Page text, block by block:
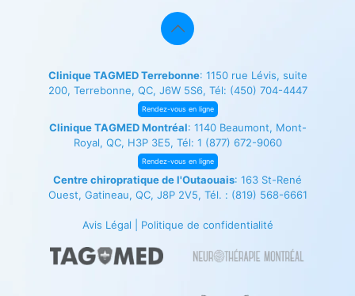
Clinique TAGMED Terrebonne: 1150 rue Lévis, suite
200, Terrebonne, QC, J6W 5S6, Tél: (450) 704-4447
Rendez-vous en ligne
Clinique TAGMED Montréal: 1140 Beaumont, Mont-
Royal, QC, H3P 3E5, Tél: 1 (877) 672-9060
Rendez-vous en ligne
Centre chiropratique de l'Outaouais: 163 St-René
Ouest, Gatineau, QC, J8P 2V5, Tél. : (819) 568-6661
Avis Légal Politique de confidentialité